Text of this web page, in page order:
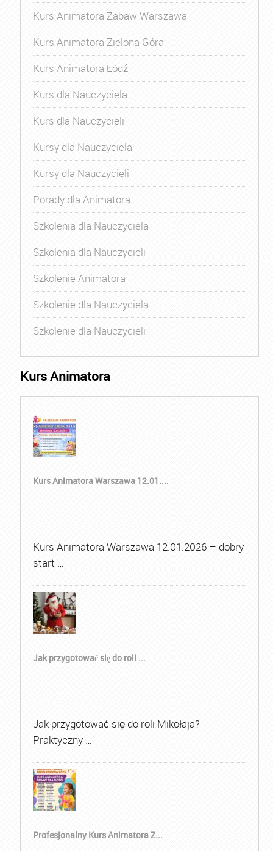
Kurs Animatora Zabaw Warszawa
Kurs Animatora Zielona Góra
Kurs Animatora Łódź
Kurs dla Nauczyciela
Kurs dla Nauczycieli
Kursy dla Nauczyciela
Kursy dla Nauczycieli
Porady dla Animatora
Szkolenia dla Nauczyciela
Szkolenia dla Nauczycieli
Szkolenie Animatora
Szkolenie dla Nauczyciela
Szkolenie dla Nauczycieli
Kurs Animatora
Kurs Animatora Warszawa 12.01....
Kurs Animatora Warszawa 12.01.2026 – dobry
start …
Jak przygotować się do roli ...
Jak przygotować się do roli Mikołaja?
Praktyczny …
Profesjonalny Kurs Animatora Z...